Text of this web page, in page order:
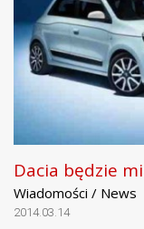
Dacia będzie
Wiadomości / News
2014.03.14